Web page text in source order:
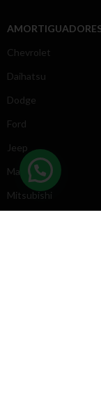
Chevrolet
Daihatsu
Dodge
Ford
Jeep
Mazda
Mitsubishi